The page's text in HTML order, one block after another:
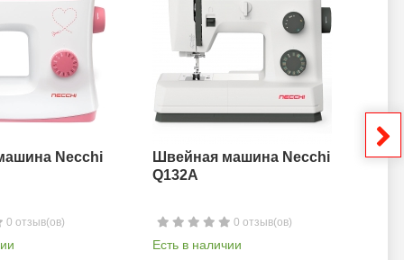
Necchi
0 отзыв(ов)
Швейная машина Necchi
Q132A
0 отзыв(ов)
Есть в наличии